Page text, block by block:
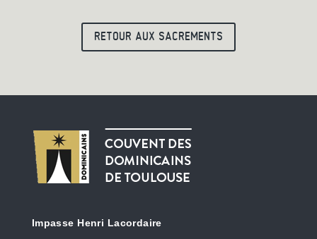
RETOUR AUX SACREMENTS
Impasse Henri Lacordaire